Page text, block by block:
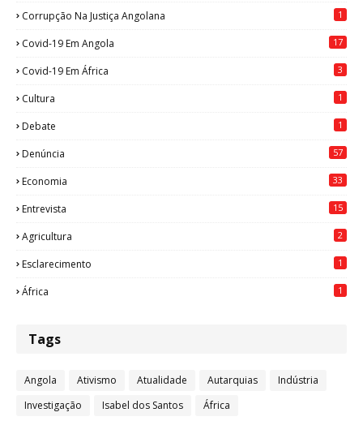
Corrupção Na Justiça Angolana 1
Covid-19 Em Angola 17
Covid-19 Em África 3
Cultura 1
Debate 1
Denúncia 57
Economia 33
Entrevista 15
Agricultura 2
Esclarecimento 1
África 1
Tags
Angola Ativismo Atualidade Autarquias
Indústria
Investigação
Isabel dos Santos África